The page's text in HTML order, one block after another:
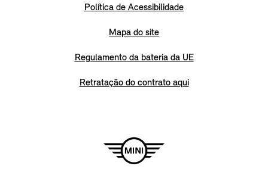
Política de Acessibilidade
Mapa do site
Regulamento da bateria da UE
Retratação do contrato aqui